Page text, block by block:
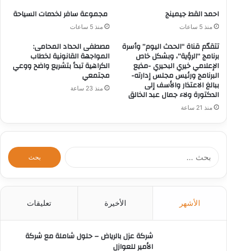
احمد القط جيمينج
منذ 5 ساعات
مجموعة سافر لخدمات السياحة
منذ 5 ساعات
تتقدّم قناة “الحدث اليوم” وأسرة
برنامج “الرؤية”، وبشكل خاص
الإعلامي خيري البحيري -مذيع
البرنامج ورئيس مجلس إدارته-
ببالغ الاعتذار والأسف إلى
الدكتورة ولاء جمال عبد الخالق
منذ 21 ساعة
مصطفى الحداد المحامى:
المواجهة القانونية لخطاب
الكراهية تبدأ بتشريع واضح ووعي
مجتمعي
منذ 23 ساعة
الأشهر الأخيرة تعليقات
شركة عزل بالرياض – حلول شاملة مع شركة
الأمير للعوازل